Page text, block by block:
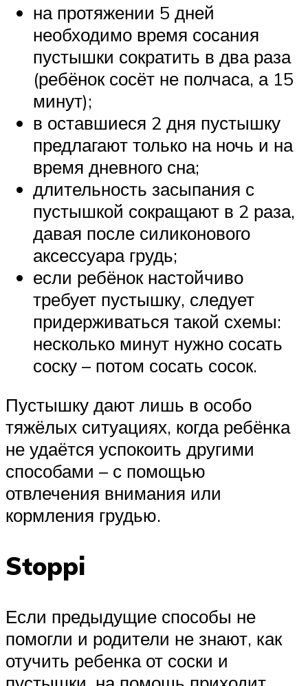
на протяжении 5 дней
необходимо время сосания
пустышки сократить в два раза
(ребёнок сосёт не полчаса, а 15
минут);
в оставшиеся 2 дня пустышку
предлагают только на ночь и на
время дневного сна;
длительность засыпания с
пустышкой сокращают в 2 раза,
давая после силиконового
аксессуара грудь;
если ребёнок настойчиво
требует пустышку, следует
придерживаться такой схемы:
несколько минут нужно сосать
соску – потом сосать сосок.
Пустышку дают лишь в особо
тяжёлых ситуациях, когда ребёнка
не удаётся успокоить другими
способами – с помощью
отвлечения внимания или
кормления грудью.
Stoppi
Если предыдущие способы не
помогли и родители не знают, как
отучить ребенка от соски и